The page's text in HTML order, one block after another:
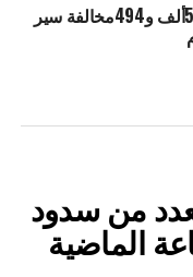
مصالح الأمن تسجل 50ألف و494مخالفة سير
بعدد من سدود